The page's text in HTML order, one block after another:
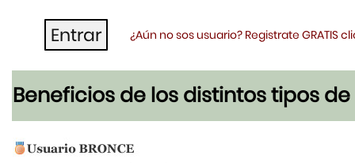
¿Aún no sos usuario? Registrate GRATIS
Beneficios de los distintos tipos de